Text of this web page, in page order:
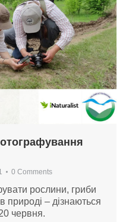
0 Comments
рослини, гриби
природі – дізнаються
червня.